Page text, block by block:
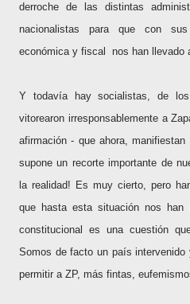
derroche de las distintas
nacionalistas para que con
económica y fiscal
nos han llevado
Y todavía hay socialistas, de
vitorearon irresponsablemente a
afirmación - que ahora, manifiestan
supone un recorte importante de
la realidad! Es muy cierto, pero
que hasta esta situación nos
constitucional es una cuestión
Somos de facto un país
permitir a ZP, más fintas,